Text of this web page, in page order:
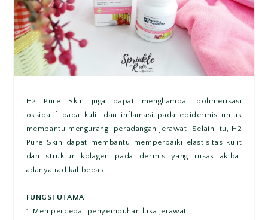
H2 Pure Skin juga dapat menghambat polimerisasi
oksidatif pada kulit dan inflamasi pada epidermis untuk
membantu mengurangi peradangan jerawat. Selain itu, H2
Pure Skin dapat membantu memperbaiki elastisitas kulit
dan struktur kolagen pada dermis yang rusak akibat
adanya radikal bebas.
FUNGSI UTAMA
1. Mempercepat penyembuhan luka jerawat.